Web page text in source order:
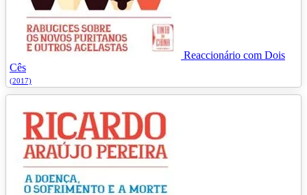
Reaccionário com Dois
Cês
(2017)